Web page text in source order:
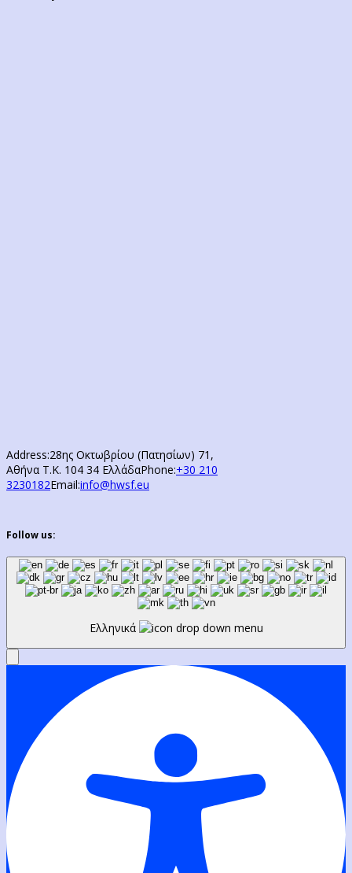
Address:28ης Οκτωβρίου (Πατησίων) 71,
Αθήνα Τ.Κ. 104 34 ΕλλάδαPhone:+30 210
3230182Email:info@hwsf.eu
Follow us:
Ελληνικά